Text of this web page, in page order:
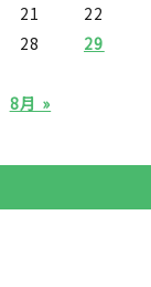
8月 »
21
22
28
29